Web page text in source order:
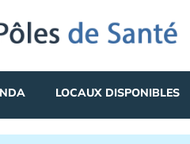
LOCAUX DISPONIBLES